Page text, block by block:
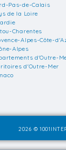
Pas-de-Calais
de la Loire
Charentes
Alpes-Côte-
Alpes
d'Outre-
d'Outre-Mer
2026 ©